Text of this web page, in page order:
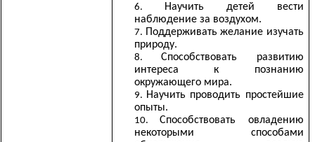
Научить детей вести
наблюдение за воздухом.
Поддерживать желание изучать
природу.
Способствовать развитию
интереса к познанию
окружающего мира.
Научить проводить простейшие
опыты.
Способствовать овладению
некоторыми способами